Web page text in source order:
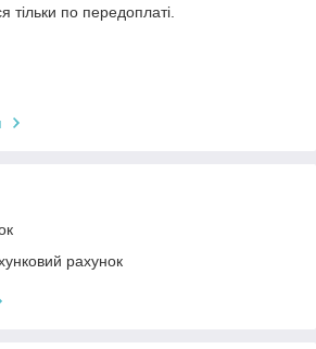
тільки по передоплаті.
рахунок